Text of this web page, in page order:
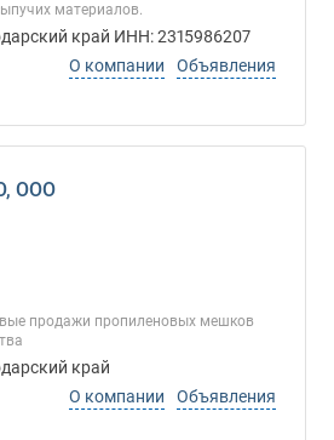
материалов.
край ИНН: 2315986207
О компании
Объявления
ООО
продажи пропиленовых мешков
край
О компании
Объявления